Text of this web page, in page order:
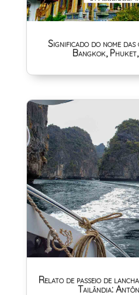
Significado do nome
Bangkok,
Relato de passeio de
Tailândia: